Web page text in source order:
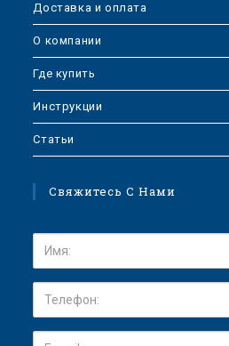
Доставка и оплата
О компании
Где купить
Инструкции
Статьи
Свяжитесь С Нами